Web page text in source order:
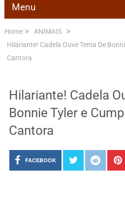
Menu
Home
ANIMAIS
Hilariante! Cadela Ouve Tema De
Cantora
Hilariante! Cadela
Bonnie Tyler e
Cantora
FACEBOOK